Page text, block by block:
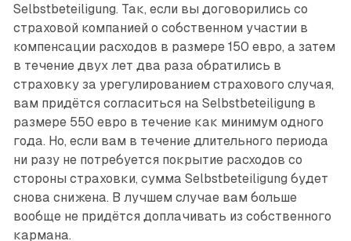
Selbstbeteiligung. Так, если вы договорились со
страховой компанией о собственном участии в
компенсации расходов в размере 150 евро, а затем
в течение двух лет два раза обратились в
страховку за урегулированием страхового случая,
вам придётся согласиться на Selbstbeteiligung в
размере 550 евро в течение как минимум одного
года. Но, если вам в течение длительного периода
ни разу не потребуется покрытие расходов со
стороны страховки, сумма Selbstbeteiligung будет
снова снижена. В лучшем ­случае вам больше
вообще не придётся доплачивать из собственного
кармана.